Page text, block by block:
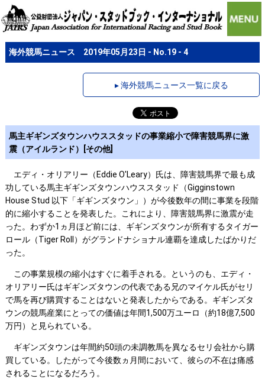
海外競馬ニュース 2019年05月23日 - No.19 - 4
▸ 海外競馬ニュース一覧に戻る
馬主ギギンズタウンハウススタッドの事業縮小で障害競馬界に激
震（アイルランド）[その他]
エディ・オリアリー（Eddie O'Leary）氏は、障害競馬界で最も成
功している馬主ギギンズタウンハウススタッド（Gigginstown
House Stud 以下「ギギンズタウン」）が今後数年の間に事業を段階
的に縮小することを発表した。これにより、障害競馬界に激震が走
った。わずか1ヵ月ほど前には、ギギンズタウンが所有するタイガー
ロール（Tiger Roll）がグランドナショナル連覇を達成したばかりだ
った。
この事業規模の縮小はすぐに着手される。というのも、エディ・
オリアリー氏はギギンズタウンの代表である兄のマイケル氏がセリ
で馬を再び購買することはないと発表したからである。ギギンズタ
ウンの競馬産業にとっての価値は年間1,500万ユーロ（約18億7,500
万円）と見られている。
ギギンズタウンは年間約50頭の未調教馬を異なるセリ会社から購
買している。したがって今後数ヵ月間において、彼らの不在は痛感
されることになるだろう。